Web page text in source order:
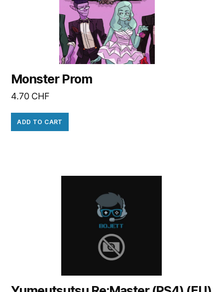
Monster Prom
4.70 CHF
ADD TO CART